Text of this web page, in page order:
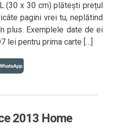
(30 x 30 cm) plătești prețul
pagini vrei tu, neplătind
plus. Exemplele date de ei
lei pentru prima carte […]
2013 Home